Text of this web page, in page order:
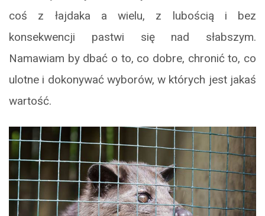
coś z łajdaka a wielu, z lubością i bez
konsekwencji pastwi się nad słabszym.
Namawiam by dbać o to, co dobre, chronić to, co
ulotne i dokonywać wyborów, w których jest jakaś
wartość.